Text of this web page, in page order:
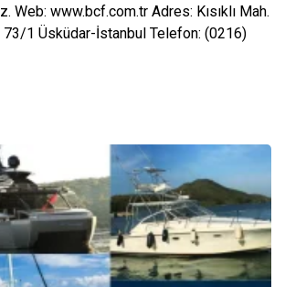
Web: www.bcf.com.tr Adres: Kısıklı Mah.
73/1 Üsküdar-İstanbul Telefon: (0216)